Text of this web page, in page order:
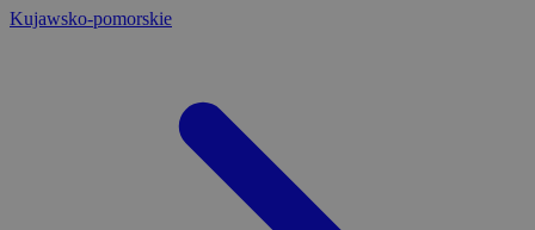
Kujawsko-pomorskie